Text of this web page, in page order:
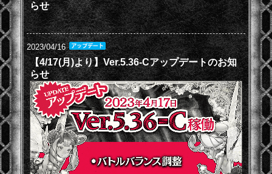
らせ
2023/04/16
【4/17(月)より】Ver.5.36-Cアップデートのお知
らせ